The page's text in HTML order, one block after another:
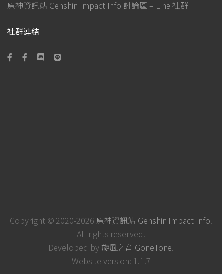
原神資訊站 Genshin Impact Info 討論區 – Line 社群
社群連結
Copyright © 2020-2026 原神資訊站 Genshin Impact Info.
All rights reserved.
Developed by 旋風之音 GoneTone.
Website version: 1.1.7